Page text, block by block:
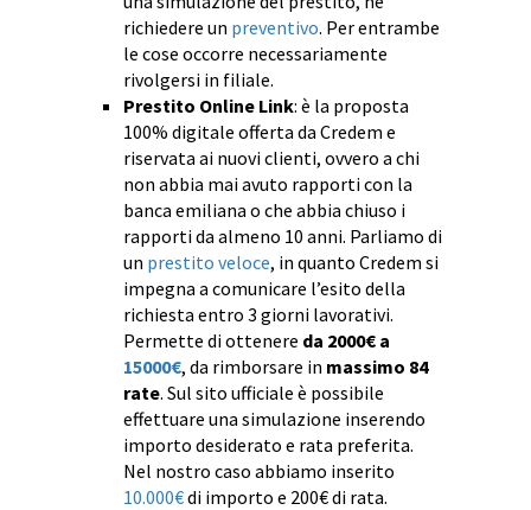
richiedere un preventivo. Per entrambe
le cose occorre necessariamente
rivolgersi in filiale.
Prestito Online Link: è la proposta
100% digitale offerta da Credem e
riservata ai nuovi clienti, ovvero a chi
non abbia mai avuto rapporti con la
banca emiliana o che abbia chiuso i
rapporti da almeno 10 anni. Parliamo di
un prestito veloce, in quanto Credem si
impegna a comunicare l’esito della
richiesta entro 3 giorni lavorativi.
Permette di ottenere da 2000€ a
15000€, da rimborsare in massimo 84
rate. Sul sito ufficiale è possibile
effettuare una simulazione inserendo
importo desiderato e rata preferita.
Nel nostro caso abbiamo inserito
10.000€di importo e 200€ di rata.